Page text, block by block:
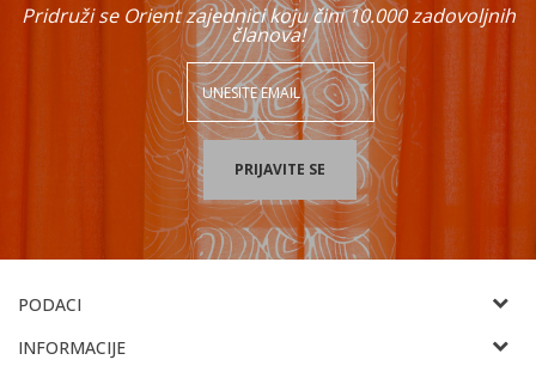
Pridruži se Orient zajednici koju čini 10.000 zadovoljnih
članova!
PRIJAVITE SE
PODACI
ORIENT EMPORIUM
INFORMACIJE